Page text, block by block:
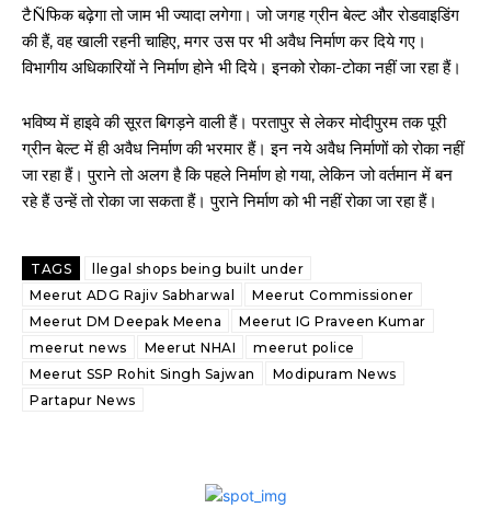
टैÑफिक बढ़ेगा तो जाम भी ज्यादा लगेगा। जो जगह ग्रीन बेल्ट और रोडवाइडिंग
की हैं, वह खाली रहनी चाहिए, मगर उस पर भी अवैध निर्माण कर दिये गए।
विभागीय अधिकारियों ने निर्माण होने भी दिये। इनको रोका-टोका नहीं जा रहा हैं।
भविष्य में हाइवे की सूरत बिगड़ने वाली हैं। परतापुर से लेकर मोदीपुरम तक पूरी
ग्रीन बेल्ट में ही अवैध निर्माण की भरमार हैं। इन नये अवैध निर्माणों को रोका नहीं
जा रहा हैं। पुराने तो अलग है कि पहले निर्माण हो गया, लेकिन जो वर्तमान में बन
रहे हैं उन्हें तो रोका जा सकता हैं। पुराने निर्माण को भी नहीं रोका जा रहा हैं।
TAGS
llegal shops being built under
Meerut ADG Rajiv Sabharwal
Meerut Commissioner
Meerut DM Deepak Meena
Meerut IG Praveen Kumar
meerut news
Meerut NHAI
meerut police
Meerut SSP Rohit Singh Sajwan
Modipuram News
Partapur News